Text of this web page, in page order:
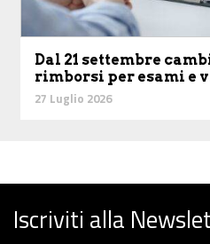
Dal 21 settembre
rimborsi per esami e
27 Luglio 2026
Iscriviti alla